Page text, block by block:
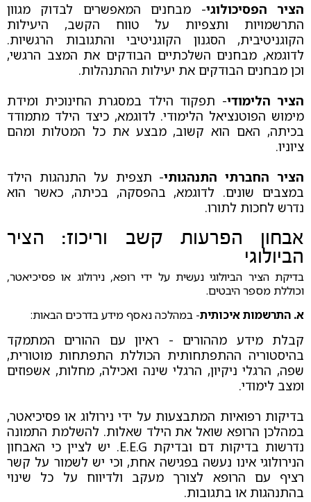
הציר הפסיכולוגי- מבחנים המאפשרים לבדוק מגוון
התרשמויות ותצפיות על טווח הקשב, היעילות
הקוגניטיבית, הסגנון הקוגניטיבי והתגובות הרגשיות.
לדוגמא, מבחנים השלכתיים הבודקים את המצב הרגשי,
וכן מבחנים הבודקים את יעילות ההתנהלות.
הציר הלימודי- תפקוד הילד במסגרת החינוכית ומידת
מימוש הפוטנציאל הלימודי. לדוגמא, כיצד הילד מתמודד
בכיתה, האם הוא קשוב, מבצע את כל המטלות ומהם
ציוניו.
הציר החברתי התנהגותי- תצפית על התנהגות הילד
במצבים שונים. לדוגמא, בהפסקה, בכיתה, כאשר הוא
נדרש לחכות לתורו.
אבחון הפרעות קשב וריכוז: הציר
הביולוגי
בדיקת הציר הביולוגי נעשית על ידי רופא, נירולוג או פסיכיאטר,
וכוללת מספר היבטים.
א. התרשמות איכותית- במהלכה נאסף מידע בדרכים הבאות:
קבלת מידע מההורים - ראיון עם ההורים המתמקד
בהיסטוריה ההתפתחותית הכוללת התפתחות מוטורית,
שפה, הרגלי ניקיון, הרגלי שינה ואכילה, מחלות, אשפוזים
ומצב לימודי.
בדיקות רפואיות המתבצעות על ידי נירולוג או פסיכיאטר,
במהלכן הרופא שואל את הילד שאלות. להשלמת התמונה
נדרשות בדיקות דם ובדיקת E.E.G. יש לציין כי האבחון
הנירולוגי אינו נעשה בפגישה אחת, וכי יש לשמור על קשר
רציף עם הרופא לצורך מעקב ולדיווח על כל שינוי
בהתנהגות או בתגובות.